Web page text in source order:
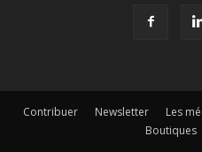
Contribuer Newsletter Les
Boutiques